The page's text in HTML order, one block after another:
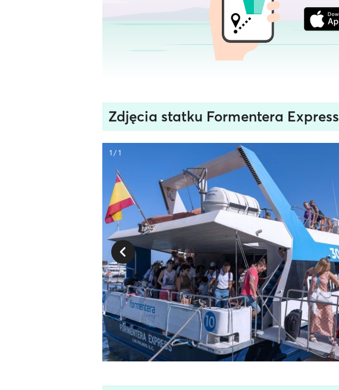
Zdjęcia statku Formentera Express
1 / 1